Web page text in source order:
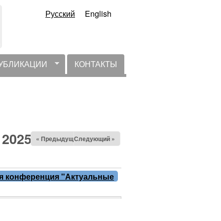
Русский English
КОНТАКТЫ
« ПредыдущийСледующий »
конференция "Актуальные
г., г. Москва с